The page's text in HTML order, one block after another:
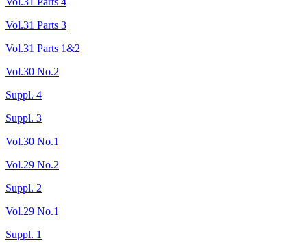
Vol.31 Parts 3
Vol.31 Parts 1&2
Vol.30 No.2
Suppl. 4
Suppl. 3
Vol.30 No.1
Vol.29 No.2
Suppl. 2
Vol.29 No.1
Suppl. 1